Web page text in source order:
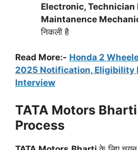
Electronic,
Maintanence
निकली है
Read More:- Honda 2
2025 Notification, Eligibility
Interview
TATA Motors
Process